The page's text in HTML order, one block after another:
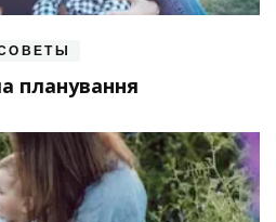
планування